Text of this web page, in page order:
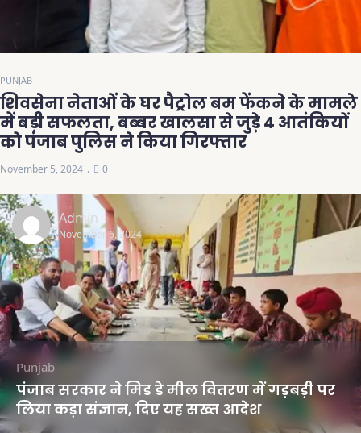
PUNJAB
शिवसेना नेताओं के घर पैट्रोल बम फेंकने के मामले
में बड़ी सफलता, बब्बर खालसा से जुड़े 4 आतंकियों
को पंजाब पुलिस ने किया गिरफ्तार
November 5, 2024 0
Admin
November 6, 2024
Punjab
पंजाब सरकार ने मिड डे मील वितरण में गड़बड़ी पर
लिया कड़ा संज्ञान, दिए यह सख्त आदेश